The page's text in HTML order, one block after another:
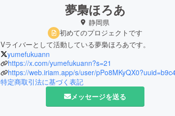
夢梟ほろあ
静岡県
初めてのプロジェクトです
Vライバーとして活動している夢梟ほろあです。
yumefukuann
https://x.com/yumefukuann?s=21
特定商取引法に基づく表記
メッセージを送る